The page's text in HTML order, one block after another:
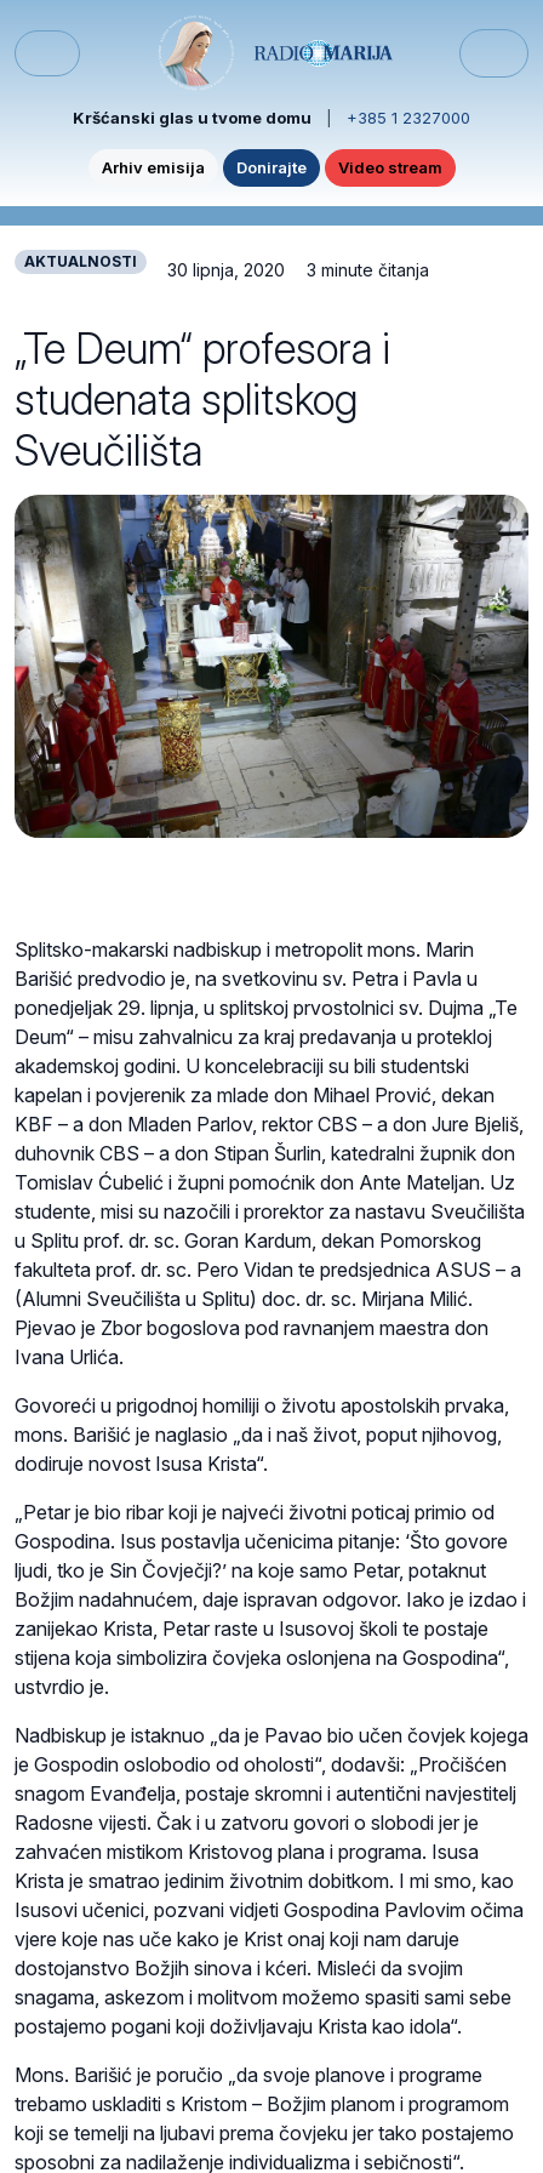
Menu
Kršćanski glas u tvome domu +385 1 2327000
Arhiv emisija Donirajte Video stream
AKTUALNOSTI 30 lipnja, 2020 3 minute čitanja
„Te Deum“ profesora i
studenata splitskog
Sveučilišta
Splitsko-makarski nadbiskup i metropolit mons. Marin
Barišić predvodio je, na svetkovinu sv. Petra i Pavla u
ponedjeljak 29. lipnja, u splitskoj prvostolnici sv. Dujma „Te
Deum“ – misu zahvalnicu za kraj predavanja u protekloj
akademskoj godini. U koncelebraciji su bili studentski
kapelan i povjerenik za mlade don Mihael Prović, dekan
KBF – a don Mladen Parlov, rektor CBS – a don Jure Bjeliš,
duhovnik CBS – a don Stipan Šurlin, katedralni župnik don
Tomislav Ćubelić i župni pomoćnik don Ante Mateljan. Uz
studente, misi su nazočili i prorektor za nastavu Sveučilišta
u Splitu prof. dr. sc. Goran Kardum, dekan Pomorskog
fakulteta prof. dr. sc. Pero Vidan te predsjednica ASUS – a
(Alumni Sveučilišta u Splitu) doc. dr. sc. Mirjana Milić.
Pjevao je Zbor bogoslova pod ravnanjem maestra don
Ivana Urlića.
Govoreći u prigodnoj homiliji o životu apostolskih prvaka,
mons. Barišić je naglasio „da i naš život, poput njihovog,
dodiruje novost Isusa Krista“.
„Petar je bio ribar koji je najveći životni poticaj primio od
Gospodina. Isus postavlja učenicima pitanje: ‘Što govore
ljudi, tko je Sin Čovječji?’ na koje samo Petar, potaknut
Božjim nadahnućem, daje ispravan odgovor. Iako je izdao i
zanijekao Krista, Petar raste u Isusovoj školi te postaje
stijena koja simbolizira čovjeka oslonjena na Gospodina“,
ustvrdio je.
Nadbiskup je istaknuo „da je Pavao bio učen čovjek kojega
je Gospodin oslobodio od oholosti“, dodavši: „Pročišćen
snagom Evanđelja, postaje skromni i autentični navjestitelj
Radosne vijesti. Čak i u zatvoru govori o slobodi jer je
zahvaćen mistikom Kristovog plana i programa. Isusa
Krista je smatrao jedinim životnim dobitkom. I mi smo, kao
Isusovi učenici, pozvani vidjeti Gospodina Pavlovim očima
vjere koje nas uče kako je Krist onaj koji nam daruje
dostojanstvo Božjih sinova i kćeri. Misleći da svojim
snagama, askezom i molitvom možemo spasiti sami sebe
postajemo pogani koji doživljavaju Krista kao idola“.
Mons. Barišić je poručio „da svoje planove i programe
trebamo uskladiti s Kristom – Božjim planom i programom
koji se temelji na ljubavi prema čovjeku jer tako postajemo
sposobni za nadilaženje individualizma i sebičnosti“.